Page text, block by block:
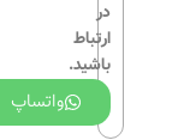
در
ارتباط
باشید.
واتساپ